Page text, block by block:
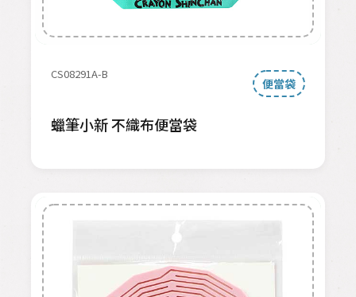
CS08291A-B
便當袋
蠟筆小新 不織布便當袋